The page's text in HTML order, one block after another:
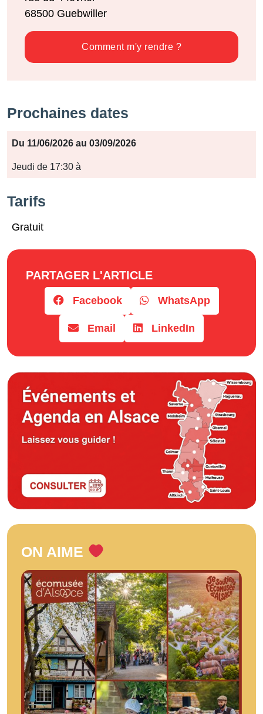
68500 Guebwiller
Comment m'y rendre ?
Prochaines dates
Période
Jours
Du 11/06/2026 au 03/09/2026
Jeudi de 17:30 à
Tarifs
Gratuit
PARTAGER L'ARTICLE
Facebook WhatsApp
Email LinkedIn
ON AIME